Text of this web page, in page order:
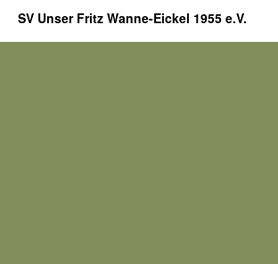
SV Unser Fritz Wanne-Eickel 1955 e.V.